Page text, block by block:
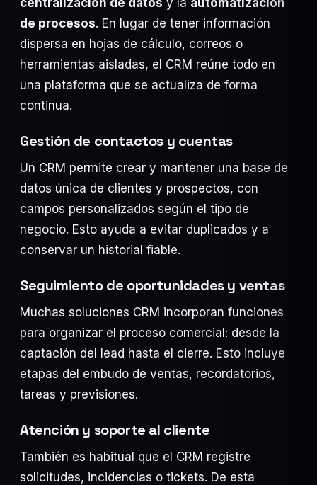
de procesos. En lugar de tener información
dispersa en hojas de cálculo, correos o
herramientas aisladas, el CRM reúne todo en
una plataforma que se actualiza de forma
continua.
Gestión de contactos y cuentas
Un CRM permite crear y mantener una base de
datos única de clientes y prospectos, con
campos personalizados según el tipo de
negocio. Esto ayuda a evitar duplicados y a
conservar un historial fiable.
Seguimiento de oportunidades y ventas
Muchas soluciones CRM incorporan funciones
para organizar el proceso comercial: desde la
captación del lead hasta el cierre. Esto incluye
etapas del embudo de ventas, recordatorios,
tareas y previsiones.
Atención y soporte al cliente
También es habitual que el CRM registre
solicitudes, incidencias o tickets. De esta